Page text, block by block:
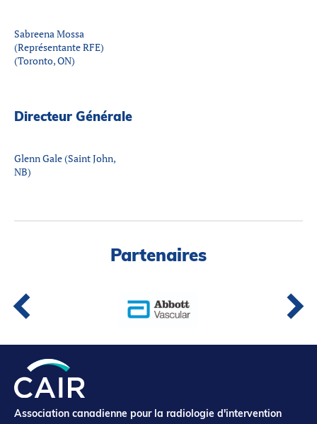
Sabreena Mossa
(Représentante RFE)
(Toronto, ON)
Directeur Générale
Glenn Gale (Saint John,
NB)
Partenaires
Association canadienne pour la radiologie d'intervention